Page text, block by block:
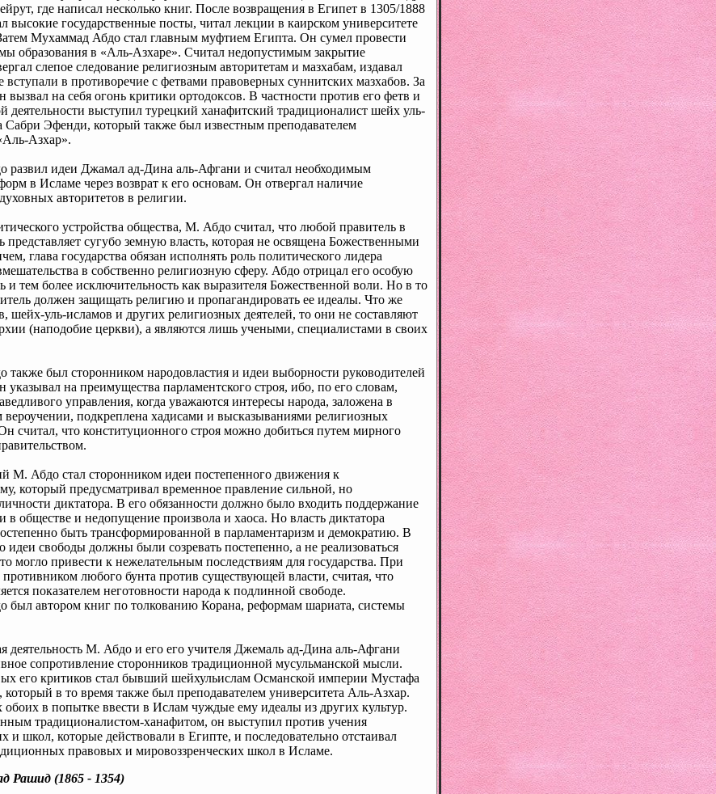
где написал несколько книг. После возвращения в Египет в 1305/1888
высокие государственные посты, читал лекции в каирском университете
Мухаммад Абдо стал главным муфтием Египта. Он сумел провести
образования в «Аль-Азхаре». Считал недопустимым закрытие
слепое следование религиозным авторитетам и мазхабам, издавал
вступали в противоречие с фетвами правоверных суннитских мазхабов. За
вызвал на себя огонь критики ортодоксов. В частности против его фетв и
деятельности выступил турецкий ханафитский традиционалист шейх уль-
Сабри Эфенди, который также был известным преподавателем
Азхар».
развил идеи Джамал ад-Дина аль-Афгани и считал необходимым
в Исламе через возврат к его основам. Он отвергал наличие
авторитетов в религии.
устройства общества, М. Абдо считал, что любой правитель в
представляет сугубо земную власть, которая не освящена Божественными
глава государства обязан исполнять роль политического лидера
в собственно религиозную сферу. Абдо отрицал его особую
и тем более исключительность как выразителя Божественной воли. Но в то
должен защищать религию и пропагандировать ее идеалы. Что же
шейх-уль-исламов и других религиозных деятелей, то они не составляют
(наподобие церкви), а являются лишь учеными, специалистами в своих
был сторонником народовластия и идеи выборности руководителей
указывал на преимущества парламентского строя, ибо, по его словам,
управления, когда уважаются интересы народа, заложена в
вероучении, подкреплена хадисами и высказываниями религиозных
считал, что конституционного строя можно добиться путем мирного
М. Абдо стал сторонником идеи постепенного движения к
который предусматривал временное правление сильной, но
диктатора. В его обязанности должно было входить поддержание
в обществе и недопущение произвола и хаоса. Но власть диктатора
быть трансформированной в парламентаризм и демократию. В
свободы должны были созревать постепенно, а не реализоваться
могло привести к нежелательным последствиям для государства. При
любого бунта против существующей власти, считая, что
показателем неготовности народа к подлинной свободе.
был автором книг по толкованию Корана, реформам шариата, системы
деятельность М. Абдо и его его учителя Джемаль ад-Дина аль-Афгани
сопротивление сторонников традиционной мусульманской мысли.
его критиков стал бывший шейхульислам Османской империи Мустафа
в то время также был преподавателем университета Аль-Азхар.
в попытке ввести в Ислам чуждые ему идеалы из других культур.
традиционалистом-ханафитом, он выступил против учения
и школ, которые действовали в Египте, и последовательно отстаивал
правовых и мировоззренческих школ в Исламе.
Рашид (1865 - 1354)